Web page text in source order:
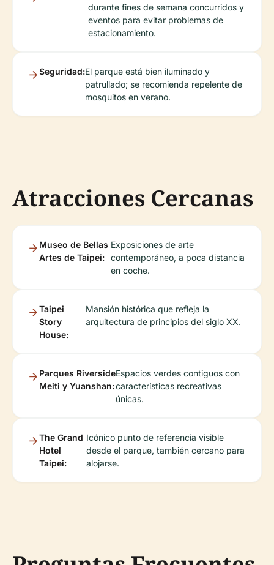
durante fines de semana concurridos y
eventos para evitar problemas de
estacionamiento.
Seguridad:El parque está bien iluminado y
patrullado; se recomienda repelente de
mosquitos en verano.
Atracciones Cercanas
Museo de Bellas
Artes de Taipei:
Exposiciones de arte
contemporáneo, a poca distancia
en coche.
Taipei
Story
House:
Mansión histórica que refleja la
arquitectura de principios del siglo XX.
Parques Riverside
Meiti y Yuanshan:
Espacios verdes contiguos con
características recreativas
únicas.
The Grand
Hotel
Taipei:
Icónico punto de referencia visible
desde el parque, también cercano para
alojarse.